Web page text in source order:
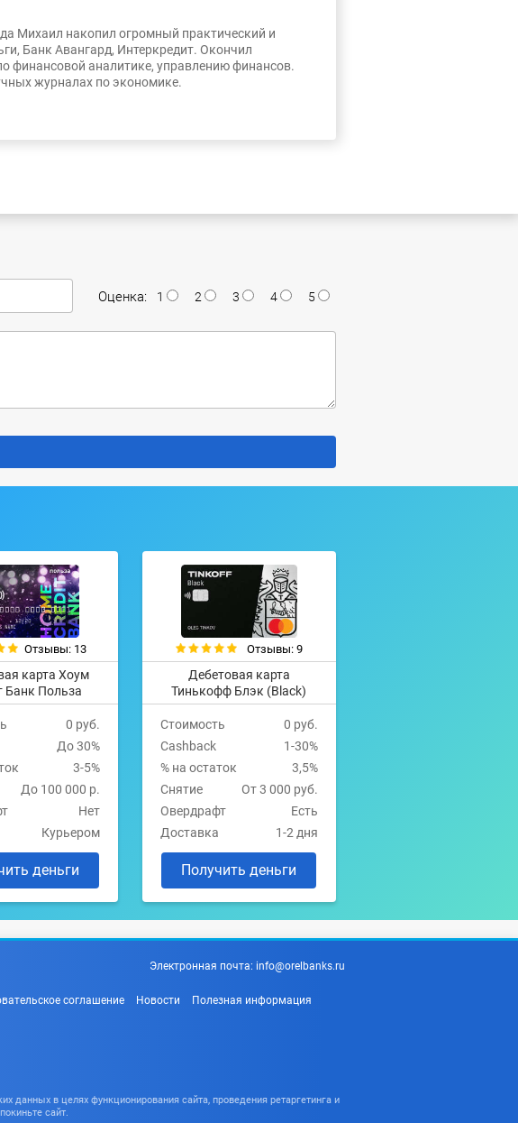
Михаил накопил огромный практический и
Банк Авангард, Интеркредит. Окончил
финансовой аналитике, управлению финансов.
журналах по экономике.
Оценка: 1 2 3 4 5
Отзывы: 13
карта Хоум
Банк Польза
0 руб.
До 30%
3-5%
До 100 000 р.
Нет
Курьером
деньги
Отзывы: 9
Дебетовая карта
Тинькофф Блэк (Black)
Стоимость
0 руб.
Cashback
1-30%
% на остаток
3,5%
Снятие
От 3 000 руб.
Овердрафт
Есть
Доставка
1-2 дня
Получить деньги
Электронная почта: info@orelbanks.ru
соглашение Новости
Полезная информация
данных в целях функционирования сайта, проведения ретаргетинга и
сайт.